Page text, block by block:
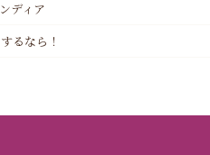
ディア
るなら！